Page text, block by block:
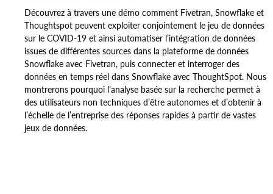
Découvrez à travers une démo comment Fivetran, Snowflake et
Thoughtspot peuvent exploiter conjointement le jeu de données
sur le COVID-19 et ainsi automatiser l’intégration de données
issues de différentes sources dans la plateforme de données
Snowflake avec Fivetran, puis connecter et interroger des
données en temps réel dans Snowflake avec ThoughtSpot. Nous
montrerons pourquoi l’analyse basée sur la recherche permet à
des utilisateurs non techniques d’être autonomes et d’obtenir à
l’échelle de l’entreprise des réponses rapides à partir de vastes
jeux de données.